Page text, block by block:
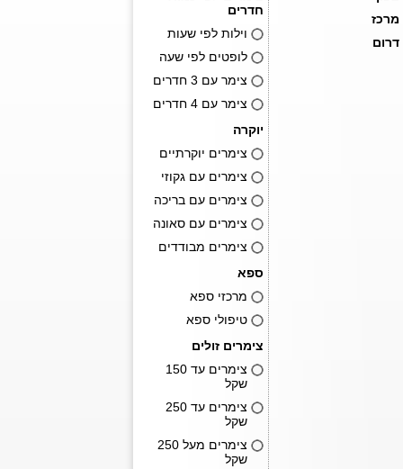
מרכז
דרום
חדרים
וילות לפי שעות
לופטים לפי שעה
צימר עם 3 חדרים
צימר עם 4 חדרים
יוקרה
צימרים יוקרתיים
צימרים עם גקוזי
צימרים עם בריכה
צימרים עם סאונה
צימרים מבודדים
ספא
מרכזי ספא
טיפולי ספא
צימרים זולים
צימרים עד 150
שקל
צימרים עד 250
שקל
צימרים מעל 250
שקל